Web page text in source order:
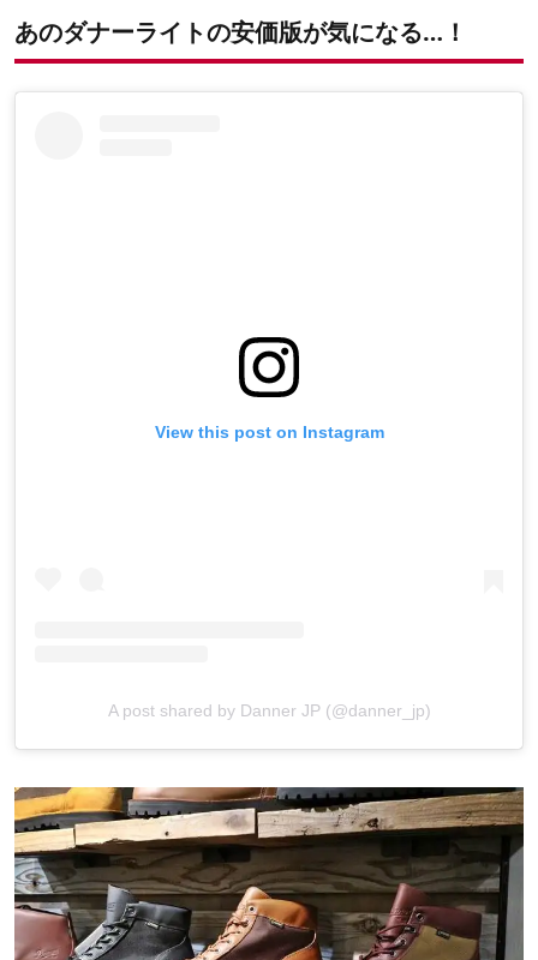
カラバリの違いについて
大きな違いは「産地」と「生地の質」だった！
あのダナーライトの安価版が気になる…！
View this post on Instagram
A post shared by Danner JP (@danner_jp)